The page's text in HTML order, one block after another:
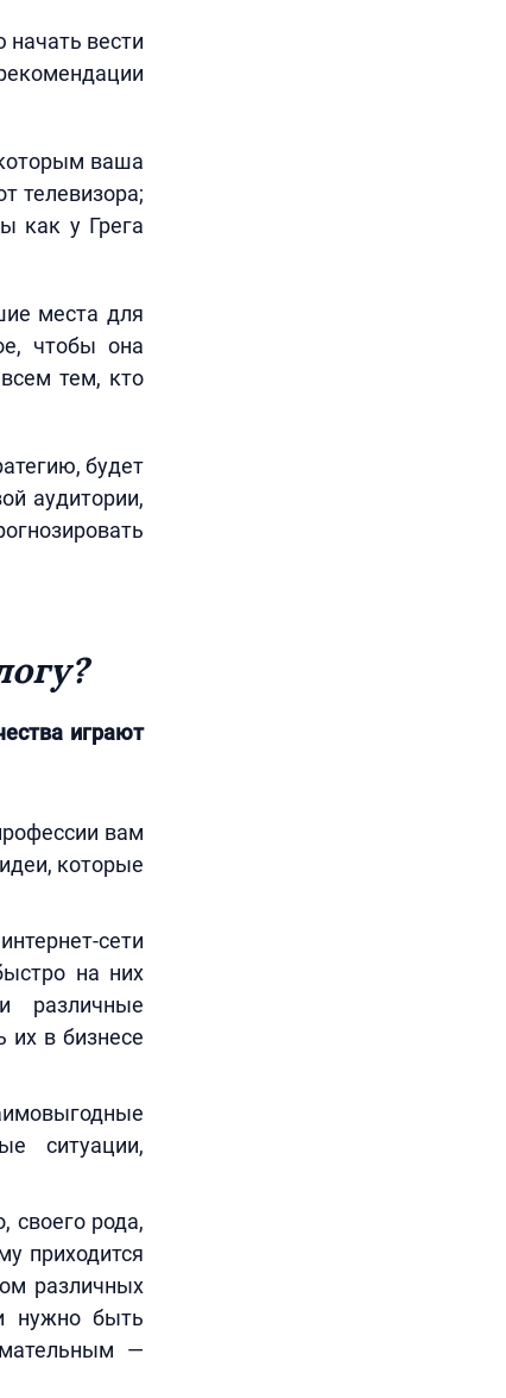
начать вести
ваша
телевизора;
как у Грега
места для
чтобы она
тем, кто
будет
аудитории,
играют
вам
которые
сети
на них
различные
их в бизнесе
ситуации,
своего рода,
приходится
различных
нужно быть
—